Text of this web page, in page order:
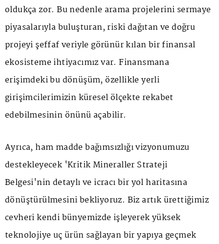
oldukça zor. Bu nedenle arama projelerini sermaye
piyasalarıyla buluşturan, riski dağıtan ve doğru
projeyi şeffaf veriyle görünür kılan bir finansal
ekosisteme ihtiyacımız var. Finansmana
erişimdeki bu dönüşüm, özellikle yerli
girişimcilerimizin küresel ölçekte rekabet
edebilmesinin önünü açabilir.
Ayrıca, ham madde bağımsızlığı vizyonumuzu
destekleyecek 'Kritik Mineraller Strateji
Belgesi'nin detaylı ve icracı bir yol haritasına
dönüştürülmesini bekliyoruz. Biz artık ürettiğimiz
cevheri kendi bünyemizde işleyerek yüksek
teknolojiye uç ürün sağlayan bir yapıya geçmek